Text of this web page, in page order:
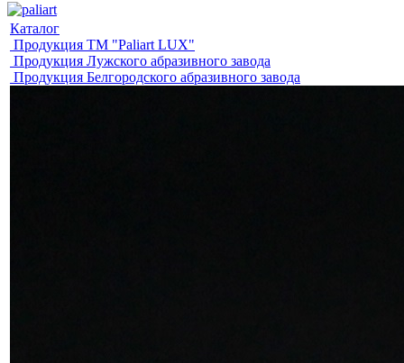
Каталог
Продукция ТМ "Paliart LUX"
Продукция Лужского абразивного завода
Продукция Белгородского абразивного завода